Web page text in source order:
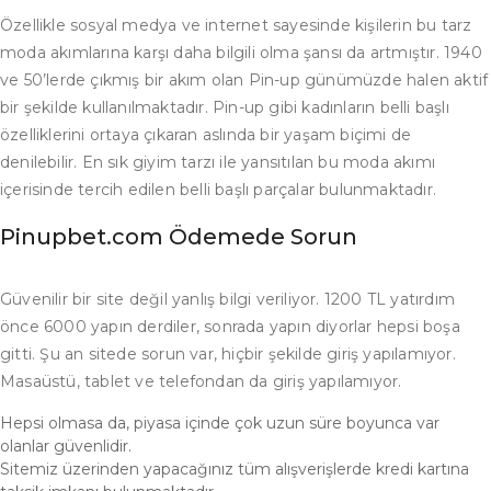
Özellikle sosyal medya ve internet sayesinde kişilerin bu tarz
moda akımlarına karşı daha bilgili olma şansı da artmıştır. 1940
ve 50’lerde çıkmış bir akım olan Pin-up günümüzde halen aktif
bir şekilde kullanılmaktadır. Pin-up gibi kadınların belli başlı
özelliklerini ortaya çıkaran aslında bir yaşam biçimi de
denilebilir. En sık giyim tarzı ile yansıtılan bu moda akımı
içerisinde tercih edilen belli başlı parçalar bulunmaktadır.
Pinupbet.com Ödemede Sorun
Güvenilir bir site değil yanlış bilgi veriliyor. 1200 TL yatırdım
önce 6000 yapın derdiler, sonrada yapın diyorlar hepsi boşa
gitti. Şu an sitede sorun var, hiçbir şekilde giriş yapılamıyor.
Masaüstü, tablet ve telefondan da giriş yapılamıyor.
Hepsi olmasa da, piyasa içinde çok uzun süre boyunca var
olanlar güvenlidir.
Sitemiz üzerinden yapacağınız tüm alışverişlerde kredi kartına